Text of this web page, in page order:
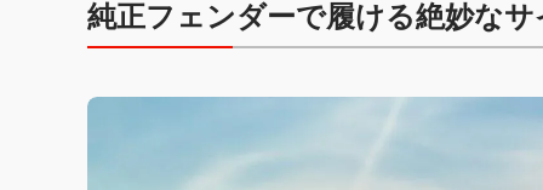
純正フェンダーで履ける絶妙なサ